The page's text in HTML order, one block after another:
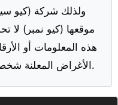
ولذلك شركة (كيو
موقعها (كيو نمبر) لا
هذه المعلومات أو
الأغراض المعلنة شخصيا والقيام بالفحص قبل الشراء.